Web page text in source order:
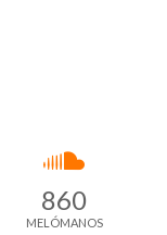
860
MELÓMANOS